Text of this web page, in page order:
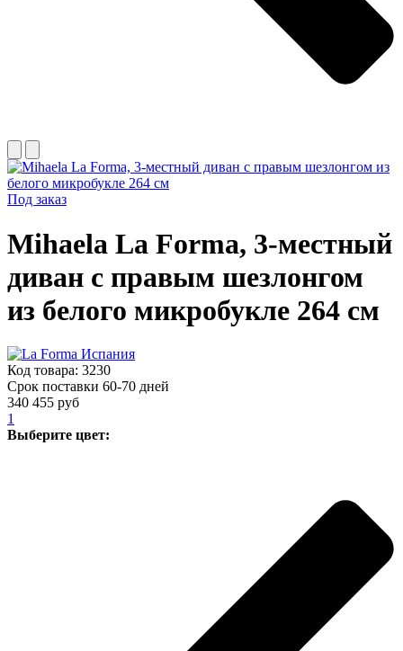
Под заказ
Mihaela La Forma, 3-местный
диван с правым шезлонгом
из белого микробукле 264 см
Код товара: 3230
Срок поставки 60-70 дней
340 455 руб
1
Выберите цвет: